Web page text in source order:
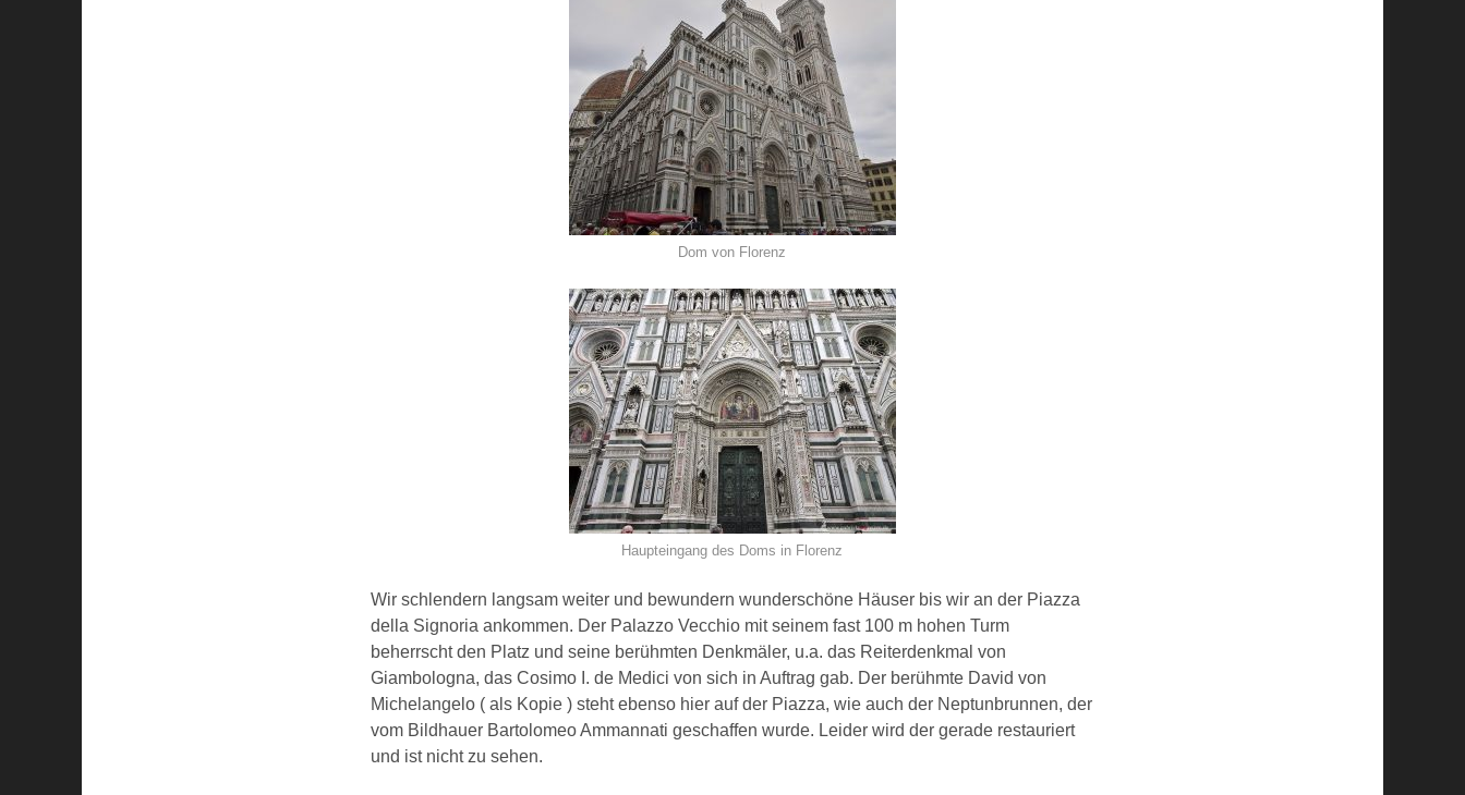
Dom von Florenz
Haupteingang des Doms in Florenz
Wir schlendern langsam weiter und bewundern wunderschöne Häuser bis wir an der Piazza
della Signoria ankommen. Der Palazzo Vecchio mit seinem fast 100 m hohen Turm
beherrscht den Platz und seine berühmten Denkmäler, u.a. das Reiterdenkmal von
Giambologna, das Cosimo I. de Medici von sich in Auftrag gab. Der berühmte David von
Michelangelo ( als Kopie ) steht ebenso hier auf der Piazza, wie auch der Neptunbrunnen, der
vom Bildhauer Bartolomeo Ammannati geschaffen wurde. Leider wird der gerade restauriert
und ist nicht zu sehen.